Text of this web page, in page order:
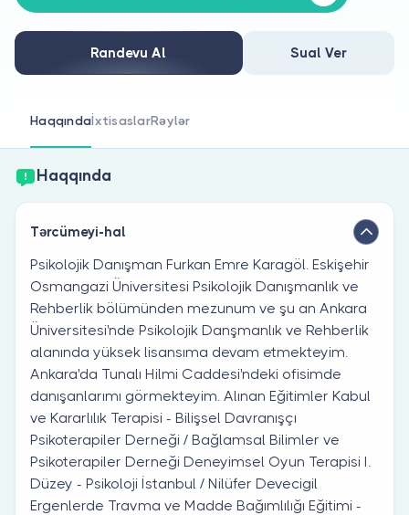
Randevu Al Sual Ver
HaqqındaİxtisaslarRəylər
Haqqında
Tərcümeyi-hal
Psikolojik Danışman Furkan Emre Karagöl. Eskişehir
Osmangazi Üniversitesi Psikolojik Danışmanlık ve
Rehberlik bölümünden mezunum ve şu an Ankara
Üniversitesi'nde Psikolojik Danşmanlık ve Rehberlik
alanında yüksek lisansıma devam etmekteyim.
Ankara'da Tunalı Hilmi Caddesi'ndeki ofisimde
danışanlarımı görmekteyim. Alınan Eğitimler Kabul
ve Kararlılık Terapisi - Bilişsel Davranışçı
Psikoterapiler Derneği / Bağlamsal Bilimler ve
Psikoterapiler Derneği Deneyimsel Oyun Terapisi I.
Düzey - Psikoloji İstanbul / Nilüfer Devecigil
Ergenlerde Travma ve Madde Bağımlılığı Eğitimi -